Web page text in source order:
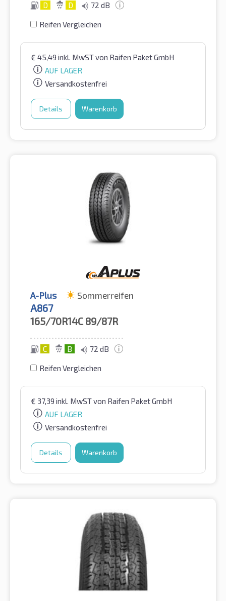
D D 72 dB
Reifen Vergleichen
€ 45,49 inkl. MwSTvon Raifen Paket GmbH
AUF LAGER
Versandkostenfrei
Details Warenkorb
A-Plus Sommerreifen
A867
165/70R14C 89/87R
C B 72 dB
Reifen Vergleichen
€ 37,39 inkl. MwSTvon Raifen Paket GmbH
AUF LAGER
Versandkostenfrei
Details Warenkorb